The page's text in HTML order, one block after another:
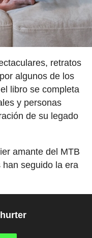
retratos
algunos de los
libro se completa
y personas
de su legado
amante del MTB
seguido la era